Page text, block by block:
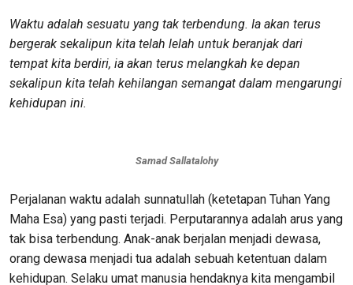
Waktu adalah sesuatu yang tak terbendung. Ia akan terus
bergerak sekalipun kita telah lelah untuk beranjak dari
tempat kita berdiri, ia akan terus melangkah ke depan
sekalipun kita telah kehilangan semangat dalam mengarungi
kehidupan ini.
Samad Sallatalohy
Perjalanan waktu adalah sunnatullah (ketetapan Tuhan Yang
Maha Esa) yang pasti terjadi. Perputarannya adalah arus yang
tak bisa terbendung. Anak-anak berjalan menjadi dewasa,
orang dewasa menjadi tua adalah sebuah ketentuan dalam
kehidupan. Selaku umat manusia hendaknya kita mengambil